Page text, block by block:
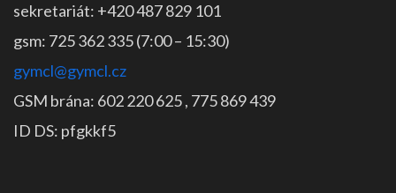
sekretariát: +420 487 829 101
gsm: 725 362 335 (7:00 – 15:30)
gymcl@gymcl.cz
GSM brána: 602 220 625 , 775 869 439
ID DS: pfgkkf5